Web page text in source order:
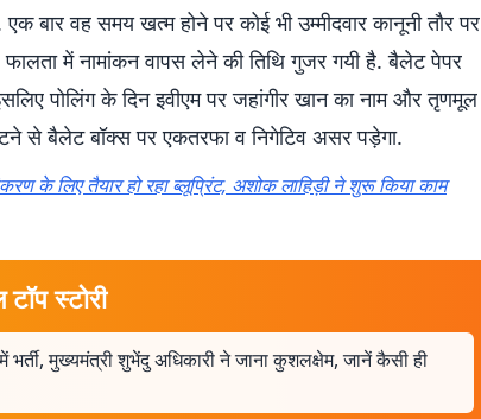
बार वह समय खत्म होने पर कोई भी उम्मीदवार कानूनी तौर पर
में नामांकन वापस लेने की तिथि गुजर गयी है. बैलेट पेपर
पोलिंग के दिन इवीएम पर जहांगीर खान का नाम और तृणमूल
से बैलेट बॉक्स पर एकतरफा व निगेटिव असर पड़ेगा.
के लिए तैयार हो रहा ब्लूप्रिंट, अशोक लाहिड़ी ने शुरू किया काम
स्टोरी
भर्ती, मुख्यमंत्री शुभेंदु अधिकारी ने जाना कुशलक्षेम, जानें कैसी ही